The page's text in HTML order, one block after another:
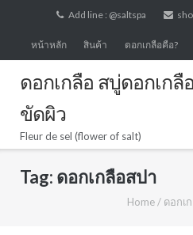
content
Add line : @saltspa
หน้าหลัก สินค้า ดอกเกลือคือ?
ดอกเกลือ สบู่ดอกเกลื
ขัดผิว
Fleur de sel (flower of salt)
Tag: ดอกเกลือสปา
Home / ดอกเ